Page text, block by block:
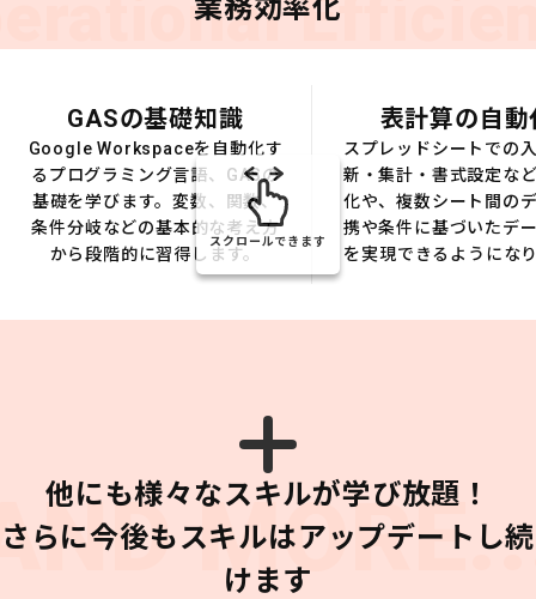
業務効率化
GASの基礎知識
Google Workspaceを自動化す
るプログラミング言語、GASの
基礎を学びます。変数、関数、
条件分岐などの基本的な考え方
から段階的に習得します。
表計算の自動
スプレッドシートでの
新・集計・書式設定な
化や、複数シート間の
携や条件に基づいたデ
を実現できるようにな
スクロールできます
他にも様々なスキルが学び放題！
さらに今後もスキルはアップデートし続
けます